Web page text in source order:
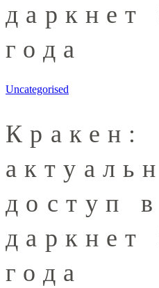
даркнет
года
Uncategorised
Кракен:
доступ в
даркнет
года